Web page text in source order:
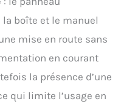
une utilisation
à long terme,
que les lames en
arêtes et
une coupe
à chaque fois.
SIMPLE :
boîte et le manuel
mise en route sans
en courant
la présence d’une
qui limite l’usage en